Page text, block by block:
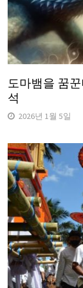
도마뱀을 꿈
석
2026년 1월 5일